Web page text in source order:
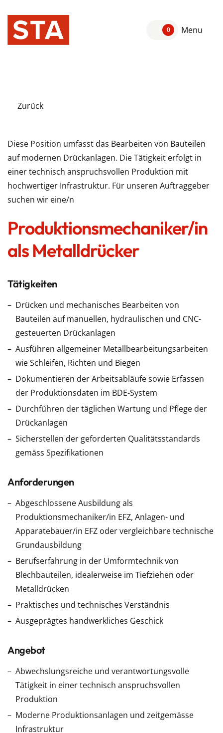
0 Menu
Zurück
Diese Position umfasst das Bearbeiten von Bauteilen
auf modernen Drückanlagen. Die Tätigkeit erfolgt in
einer technisch anspruchsvollen Produktion mit
hochwertiger Infrastruktur. Für unseren Auftraggeber
suchen wir eine/n
Produktionsmechaniker/in
als Metalldrücker
Tätigkeiten
Drücken und mechanisches Bearbeiten von
Bauteilen auf manuellen, hydraulischen und CNC-
gesteuerten Drückanlagen
Ausführen allgemeiner Metallbearbeitungsarbeiten
wie Schleifen, Richten und Biegen
Dokumentieren der Arbeitsabläufe sowie Erfassen
der Produktionsdaten im BDE-System
Durchführen der täglichen Wartung und Pflege der
Drückanlagen
Sicherstellen der geforderten Qualitätsstandards
gemäss Spezifikationen
Anforderungen
Abgeschlossene Ausbildung als
Produktionsmechaniker/in EFZ, Anlagen- und
Apparatebauer/in EFZ oder vergleichbare technische
Grundausbildung
Berufserfahrung in der Umformtechnik von
Blechbauteilen, idealerweise im Tiefziehen oder
Metalldrücken
Praktisches und technisches Verständnis
Ausgeprägtes handwerkliches Geschick
Angebot
Abwechslungsreiche und verantwortungsvolle
Tätigkeit in einer technisch anspruchsvollen
Produktion
Moderne Produktionsanlagen und zeitgemässe
Infrastruktur